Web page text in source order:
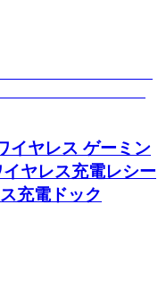
イヤレス ゲーミン
ヤレス充電レシー
充電ドック